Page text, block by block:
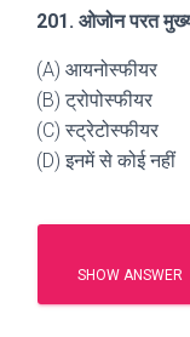
201. ओजोन परत
(A) आयनोस्फीयर
(B) ट्रोपोस्फीयर
(C) स्ट्रेटोस्फीयर
(D) इनमें से कोई नहीं
SHOW ANSWER